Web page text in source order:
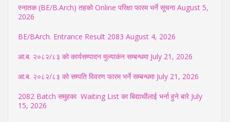
स्नातक (BE/B.Arch) तहको Online परिक्षा फारम भर्ने सूचना August 5,
2026
BE/BArch. Entrance Result 2083 August 4, 2026
आ.ब. २०८२/८३ को कार्यसम्पादन मुल्याकंन सम्बन्धमा July 21, 2026
आ.ब. २०८२/८३ को सम्पति विवरण फारम भर्ने सम्बन्धमा July 21, 2026
2082 Batch समुहका Waiting List का बिद्यार्थीलाई भर्ना हुने बारे July
15, 2026